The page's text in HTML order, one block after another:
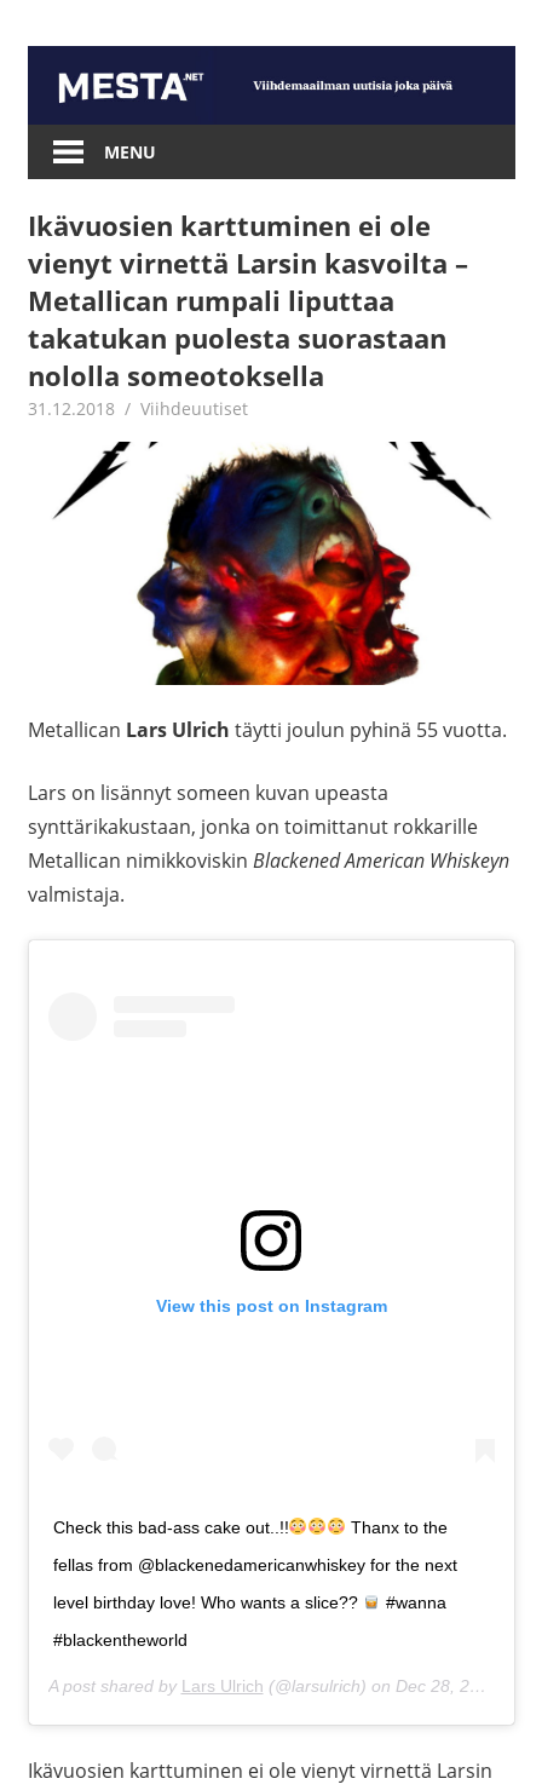
content
Mesta.net
MENU
Ikävuosien karttuminen ei ole
vienyt virnettä Larsin kasvoilta –
Metallican rumpali liputtaa
takatukan puolesta suorastaan
nololla someotoksella
31.12.2018 Juha Kaunisto
Viihdeuutiset
Metallican Lars Ulrich täytti joulun pyhinä 55 vuotta.
Lars on lisännyt someen kuvan upeasta
synttärikakustaan, jonka on toimittanut rokkarille
Metallican nimikkoviskin Blackened American Whiskeyn
valmistaja.
View this post on Instagram
Check this bad-ass cake out..!!
Thanx to the
fellas from @blackenedamericanwhiskey for the next
level birthday love! Who wants a slice??
#wanna
#blackentheworld
A post shared by Lars Ulrich (@larsulrich) on Dec 28, 2018 at 9:27pm PST
Ikävuosien karttuminen ei ole vienyt virnettä Larsin